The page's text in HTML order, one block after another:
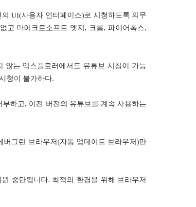
UI(사용자 인터페이스)로 시청하도록 의무
고 마이크로소프트 엣지 , 크롬, 파이어폭스,
않는 익스플로러에서도 유튜브 시청이 가능
청이 불가하다.
부하고, 이전 버전의 유튜브를 계속 사용하는
버그린 브라우저(자동 업데이트 브라우저)만
원 중단됩니다. 최적의 환경을 위해 브라우저